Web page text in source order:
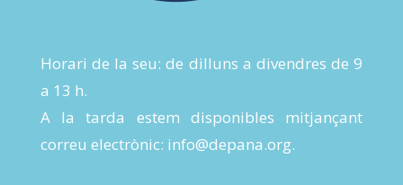
Horari de la seu: de dilluns a divendres de 9
a 13 h.
A la tarda estem disponibles mitjançant
correu electrònic: info@depana.org.